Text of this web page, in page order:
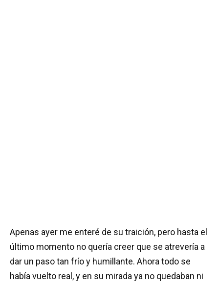
Apenas ayer me enteré de su traición, pero hasta el
último momento no quería creer que se atrevería a
dar un paso tan frío y humillante. Ahora todo se
había vuelto real, y en su mirada ya no quedaban ni